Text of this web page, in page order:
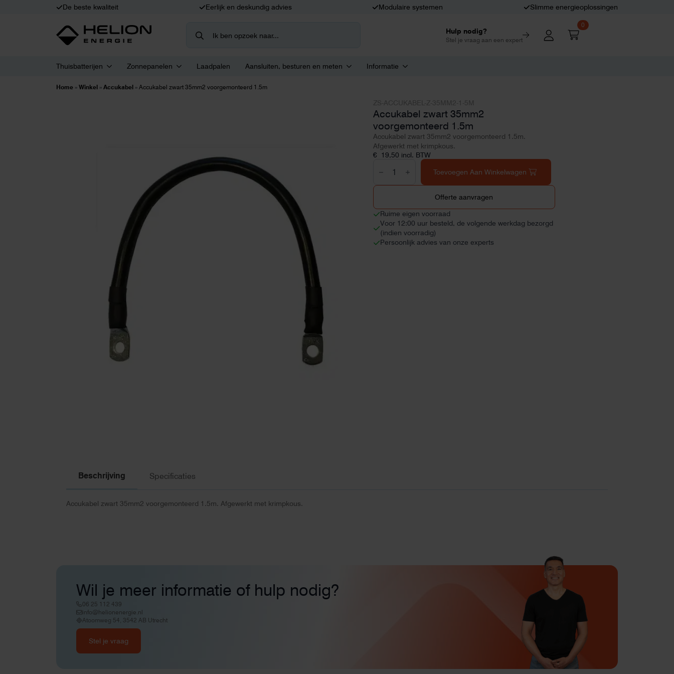
De beste kwaliteit Eerlijk en deskundig advies Modulaire systemen Slimme energieoplossingen
for:
Hulp nodig?
Stel je vraag aan een expert
0
Thuisbatterijen Zonnepanelen Laadpalen Aansluiten, besturen en meten Informatie
Home » Winkel » Accukabel » Accukabel zwart 35mm2 voorgemonteerd 1.5m
Accukabel zwart 35mm2
voorgemonteerd 1.5m
Accukabel zwart 35mm2 voorgemonteerd 1.5m.
Afgewerkt met krimpkous.
€ 19,50 incl. BTW
zwart
35mm2
voorgemonteerd
Toevoegen Aan Winkelwagen
Offerte aanvragen
Ruime eigen voorraad
Voor 12:00 uur besteld, de volgende werkdag bezorgd
(indien voorradig)
Persoonlijk advies van onze experts
Beschrijving Specificaties
Accukabel zwart 35mm2 voorgemonteerd 1.5m. Afgewerkt met krimpkous.
Wil je meer informatie of hulp nodig?
06 25 112 439
info@helionenergie.nl
Atoomweg 54, 3542 AB Utrecht
Stel je vraag